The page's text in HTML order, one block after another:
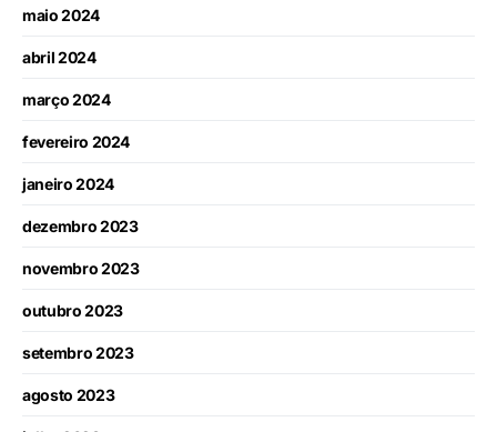
maio 2024
abril 2024
março 2024
fevereiro 2024
janeiro 2024
dezembro 2023
novembro 2023
outubro 2023
setembro 2023
agosto 2023